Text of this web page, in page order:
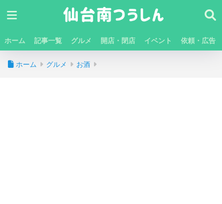
ホーム 記事一覧 グルメ 開店・閉店 イベント 依頼・広告
ホーム グルメ お酒